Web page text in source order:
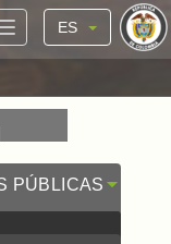
ES
PÚBLICAS